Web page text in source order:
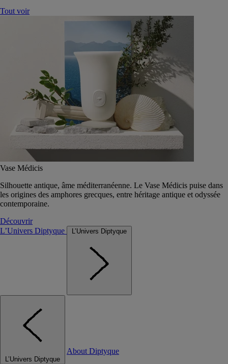
Tout voir
Vase Médicis
Silhouette antique, âme méditerranéenne. Le Vase Médicis puise dans
les origines des amphores grecques, entre héritage antique et odyssée
contemporaine.
Découvrir
L’Univers Diptyque
L’Univers Diptyque
L’Univers Diptyque
About Diptyque